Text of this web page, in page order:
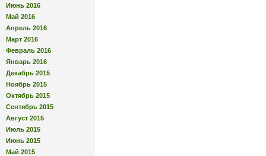
Июнь 2016
Май 2016
Апрель 2016
Март 2016
Февраль 2016
Январь 2016
Декабрь 2015
Ноябрь 2015
Октябрь 2015
Сентябрь 2015
Август 2015
Июль 2015
Июнь 2015
Май 2015